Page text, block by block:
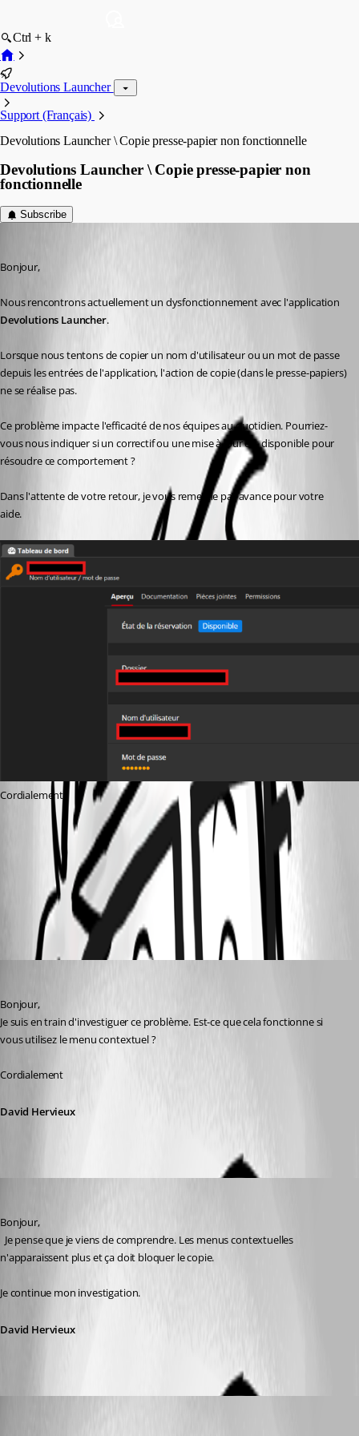
Ctrl + k
Devolutions Launcher
Support (Français)
Devolutions Launcher \ Copie presse-papier non fonctionnelle
Devolutions Launcher \ Copie presse-papier non
fonctionnelle
Subscribe
Bonjour,
Devolutions Launcher.
Lorsque nous tentons de copier un nom d'utilisateur ou un mot de passe
depuis les entrées de l'application, l'action de copie (dans le presse-papiers)
ne se réalise pas.
Ce problème impacte l'efficacité de nos équipes au quotidien. Pourriez-
vous nous indiquer si un correctif ou une mise à jour est disponible pour
résoudre ce comportement ?
Dans l'attente de votre retour, je vous remercie par avance pour votre
aide.
Cordialement,
6788c67e-ba07-4923-aa10-15da34b9b97f.png
All Comments (3)
Oldest first
Bonjour,
Je suis en train d'investiguer ce problème. Est-ce que cela fonctionne si
vous utilisez le menu contextuel ?
Cordialement
David Hervieux
Bonjour,
n'apparaissent plus et ça doit bloquer le copie.
Je continue mon investigation.
David Hervieux